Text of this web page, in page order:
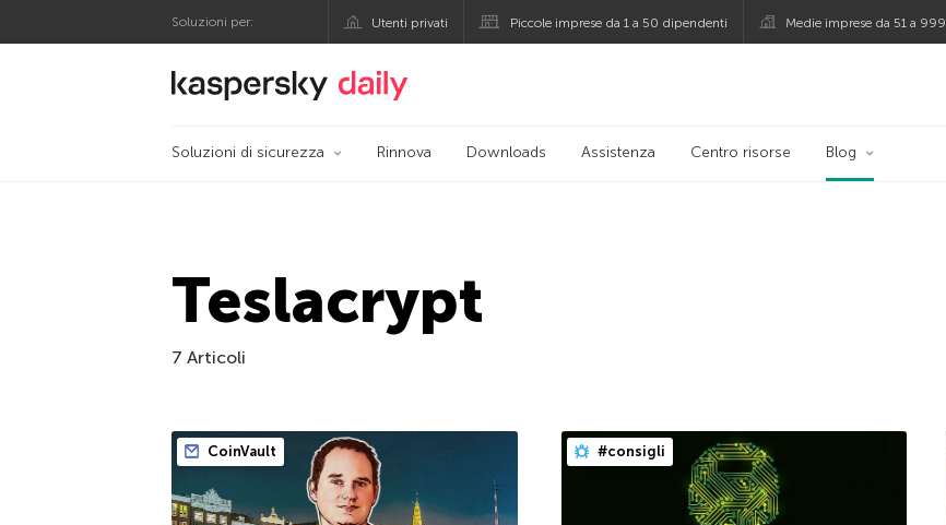
Soluzioni per: Utenti privati Piccole imprese da 1 a 50 dipendenti Medie imprese da 51 a
Blog ufficiale di Kaspersky
Soluzioni di sicurezza Rinnova Downloads Assistenza Centro risorse Blog
Teslacrypt
7 Articoli
CoinVault #consigli